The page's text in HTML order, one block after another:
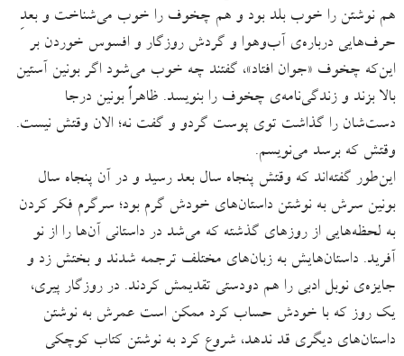
هم نوشتن را خوب بلد بود و هم چخوف را خوب می‌شناخت و بعدِ
حرف‌هایی درباره‌ی آب‌وهوا و گردش روزگار و افسوس خوردن بر
این‌که چخوف «جوان افتاد»، گفتند چه خوب می‌شود اگر بونین آستین
بالا بزند و زندگی‌نامه‌ی چخوف را بنویسد. ظاهراً بونین درجا
دست‌شان را گذاشت توی پوست‌ گردو و گفت نه؛ الان وقتش نیست.
وقتش که برسد می‌نویسم.
این‌طور گفته‌اند که وقتش پنجاه سال بعد رسید و در آن پنجاه‌ سال
بونین سرش به نوشتن داستان‌های خودش گرم بود؛ سرگرم فکر کردن
به لحظه‌هایی از روزهای گذشته که می‌شد در داستانی آن‌ها را از نو
آفرید. داستان‌هایش به زبان‌های مختلف ترجمه شدند و بختش زد و
جایزه‌ی نوبل ادبی را هم دودستی تقدیمش کردند. در روزگار پیری،
یک روز که با خودش حساب کرد ممکن است عمرش به نوشتن
داستان‌های دیگری قد ندهد، شروع کرد به نوشتن کتاب کوچکی